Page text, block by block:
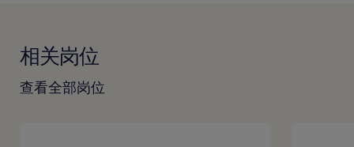
相关岗位
查看全部岗位